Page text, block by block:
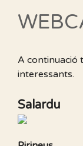
A continuació
interessants.
Salardu